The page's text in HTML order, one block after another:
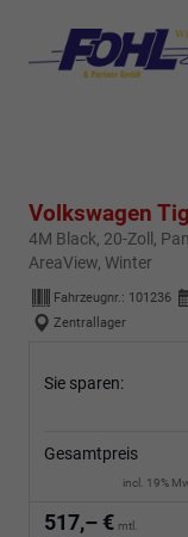
Volkswagen
4M Black, 20-Zoll,
AreaView, Winter
Fahrzeugnr.: 101236
Zentrallager
Sie sparen:
Gesamtpreis
incl. 19%
517,– € mtl.